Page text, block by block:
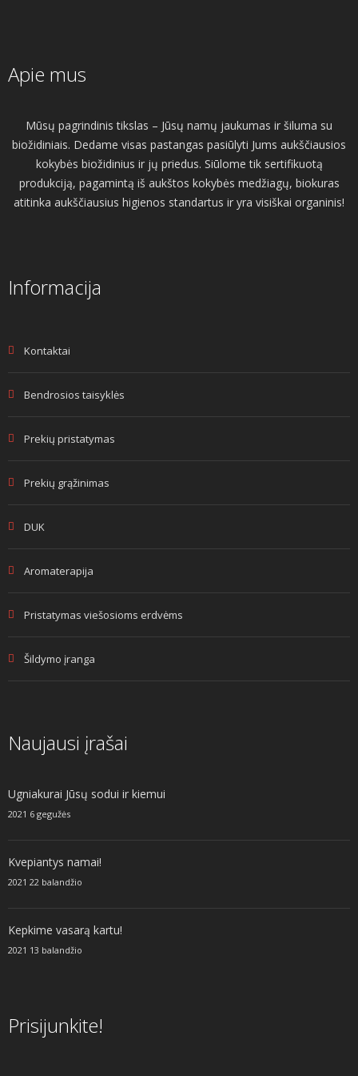
Apie mus
Mūsų pagrindinis tikslas – Jūsų namų jaukumas ir šiluma su
biožidiniais. Dedame visas pastangas pasiūlyti Jums aukščiausios
kokybės biožidinius ir jų priedus. Siūlome tik sertifikuotą
produkciją, pagamintą iš aukštos kokybės medžiagų, biokuras
atitinka aukščiausius higienos standartus ir yra visiškai organinis!
Informacija
Kontaktai
Bendrosios taisyklės
Prekių pristatymas
Prekių grąžinimas
DUK
Aromaterapija
Pristatymas viešosioms erdvėms
Šildymo įranga
Naujausi įrašai
Ugniakurai Jūsų sodui ir kiemui
2021 6 gegužės
Kvepiantys namai!
2021 22 balandžio
Kepkime vasarą kartu!
2021 13 balandžio
Prisijunkite!